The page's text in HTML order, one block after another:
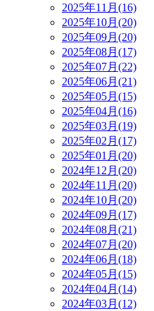
2025年11月(16)
2025年10月(20)
2025年09月(20)
2025年08月(17)
2025年07月(22)
2025年06月(21)
2025年05月(15)
2025年04月(16)
2025年03月(19)
2025年02月(17)
2025年01月(20)
2024年12月(20)
2024年11月(20)
2024年10月(20)
2024年09月(17)
2024年08月(21)
2024年07月(20)
2024年06月(18)
2024年05月(15)
2024年04月(14)
2024年03月(12)